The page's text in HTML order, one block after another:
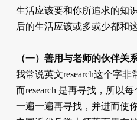
生活应该要和你所追求的知
后的生活应该或多或少都和
（一）善用与老师的伙伴关
我常说英文research这个字非
而research 是再寻找，所以
一遍一遍再寻找，并进而使